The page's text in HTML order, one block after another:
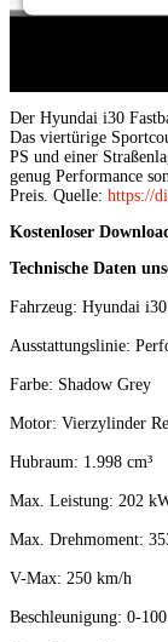
Der Hyundai i30
Das viertürige
PS und einer
genug Performance
Preis. Quelle: https://
Kostenloser
Technische Daten
Fahrzeug: Hyundai
Ausstattungslinie:
Farbe: Shadow Grey
Motor: Vierzylinder
Hubraum: 1.998 cm³
Max. Leistung: 202
Max. Drehmoment:
V-Max: 250 km/h
Beschleunigung: 0-